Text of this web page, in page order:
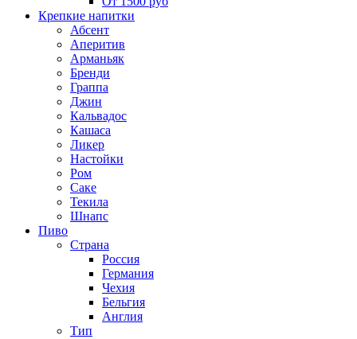
Крепкие напитки
Абсент
Аперитив
Арманьяк
Бренди
Граппа
Джин
Кальвадос
Кашаса
Ликер
Настойки
Ром
Саке
Текила
Шнапс
Пиво
Страна
Россия
Германия
Чехия
Бельгия
Англия
Тип